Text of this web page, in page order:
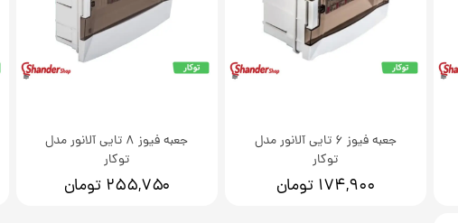
جعبه فیوز 6 تایی آلانور مدل
توکار
۱۷۴,۹۰۰ تومان
جعبه فیوز 8 تایی آلانور مدل
توکار
۲۵۵,۷۵۰ تومان